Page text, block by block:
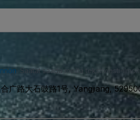
. Saatat saada meiltä tekstiviesti-
广路大石豉路1号, Yangjiang,